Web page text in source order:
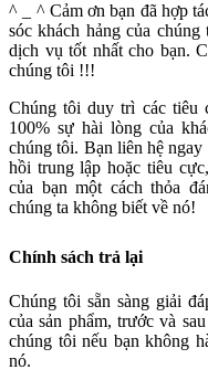
^ _ ^ Cảm ơn bạn đã hợp
sóc khách hảng của
dịch vụ tốt nhất cho bạn.
chúng tôi !!!
Chúng tôi duy trì các tiêu
100% sự hài lòng của
chúng tôi. Bạn liên hệ
hồi trung lập hoặc tiêu
của bạn một cách thỏa
chúng ta không biết về nó!
Chính sách trả lại
Chúng tôi sẵn sàng giải
của sản phẩm, trước và
chúng tôi nếu bạn không
nó.